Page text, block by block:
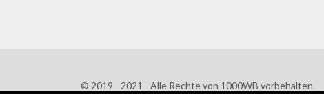
© 2019 - 2021 - Alle Rechte von 1000WB vorbehalten.